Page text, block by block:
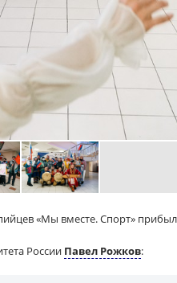
«Мы вместе. Спорт»
России Павел Рожков: